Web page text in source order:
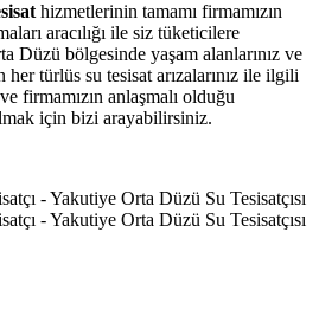
hizmetlerinin tamamı firmamızın
aracılığı ile siz tüketicilere
Düzü bölgesinde yaşam alanlarınız ve
türlüs su tesisat arızalarınız ile ilgili
firmamızın anlaşmalı olduğu
için bizi arayabilirsiniz.